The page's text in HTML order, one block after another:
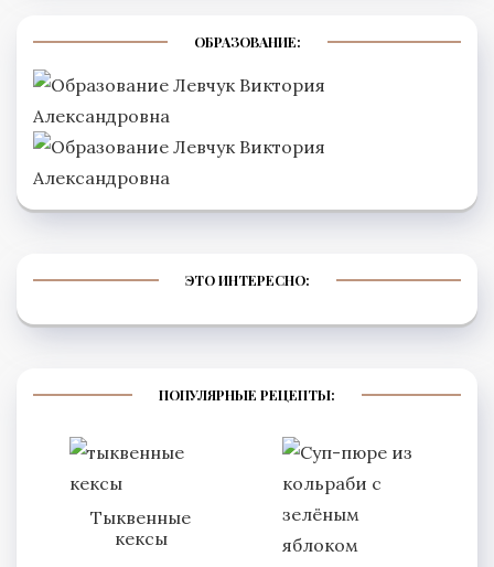
ОБРАЗОВАНИЕ:
ЭТО ИНТЕРЕСНО:
ПОПУЛЯРНЫЕ РЕЦЕПТЫ:
Тыквенные
кексы